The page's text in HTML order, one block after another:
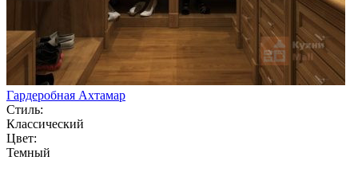
Гардеробная Ахтамар
Стиль:
Классический
Цвет:
Темный